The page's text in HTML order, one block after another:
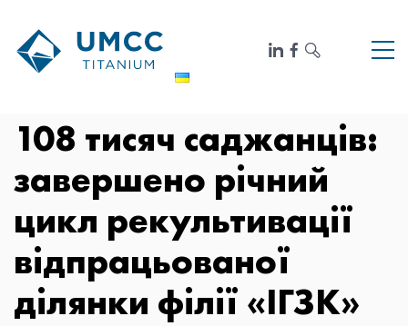
108 тисяч саджанців:
завершено річний
цикл рекультивації
відпрацьованої
ділянки філії «ІГЗК»